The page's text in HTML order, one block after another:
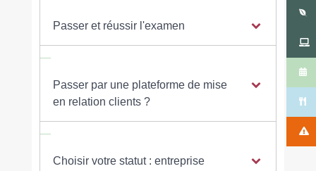
Passer et réussir l'examen
Passer par une plateforme de mise
en relation clients ?
Choisir votre statut : entreprise